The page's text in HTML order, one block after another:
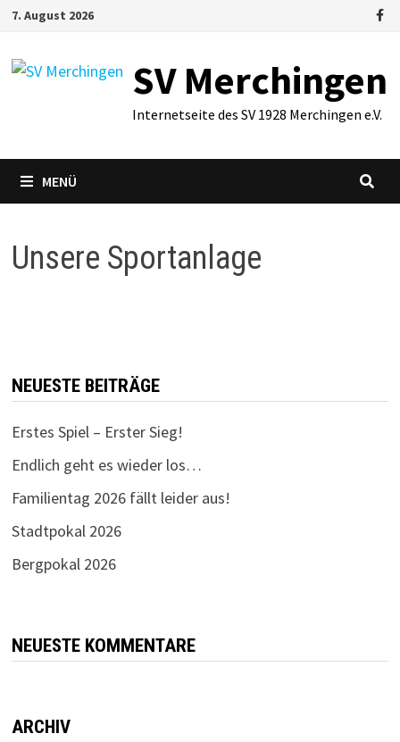
Zum
springen
7. August 2026
SV Merchingen
Internetseite des SV 1928 Merchingen e.V.
MENÜ
Unsere Sportanlage
NEUESTE BEITRÄGE
Erstes Spiel – Erster Sieg!
Endlich geht es wieder los…
Familientag 2026 fällt leider aus!
Stadtpokal 2026
Bergpokal 2026
NEUESTE KOMMENTARE
ARCHIV